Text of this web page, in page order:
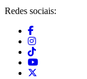
Redes sociais: